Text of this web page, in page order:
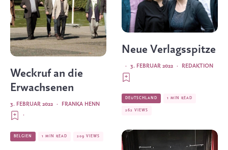
Weckruf an die
Erwachsenen
FRANKA HENN
·
3. FEBRUAR 2022
·
BELGIEN 1 MIN READ 209 VIEWS
Neue Verlagsspitze
REDAKTION
·
3. FEBRUAR 2022
·
DEUTSCHLAND 1 MIN READ
262 VIEWS